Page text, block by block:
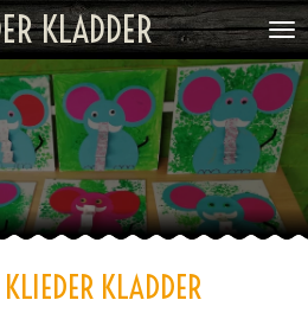
KLADDER
KLADDER